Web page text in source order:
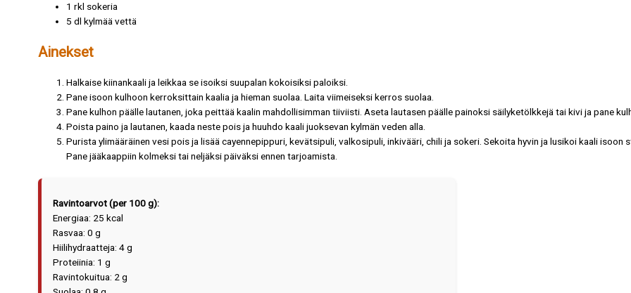
1 rkl sokeria
5 dl kylmää vettä
Ainekset
Halkaise kiinankaali ja leikkaa se isoiksi suupalan kokoisiksi paloiksi.
Pane isoon kulhoon kerroksittain kaalia ja hieman suolaa. Laita viimeiseksi kerros suolaa.
Pane kulhon päälle lautanen, joka peittää kaalin mahdollisimman tiiviisti. Aseta lautasen päälle painoksi säilyketölkkejä tai kivi ja pane
Poista paino ja lautanen, kaada neste pois ja huuhdo kaali juoksevan kylmän veden alla.
Purista ylimääräinen vesi pois ja lisää cayennepippuri, kevätsipuli, valkosipuli, inkivääri, chili ja sokeri. Sekoita hyvin ja lusikoi kaali isoon
Pane jääkaappiin kolmeksi tai neljäksi päiväksi ennen tarjoamista.
Ravintoarvot (per 100 g):
Energiaa: 25 kcal
Rasvaa: 0 g
Hiilihydraatteja: 4 g
Proteiinia: 1 g
Ravintokuitua: 2 g